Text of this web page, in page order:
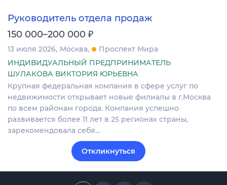
Руководитель отдела продаж
150 000–200 000 ₽
13 июля 2026 Москва
Проспект Мира
ИНДИВИДУАЛЬНЫЙ ПРЕДПРИНИМАТЕЛЬ
ШУЛАКОВА ВИКТОРИЯ ЮРЬЕВНА
Крупная федеральная компания в сфере услуг по
недвижимости открывает новые филиалы в г.Москва
по всем районам города. Компания успешно
развивается более 11 лет в 25 регионах страны,
зарекомендовала себя…
Откликнуться